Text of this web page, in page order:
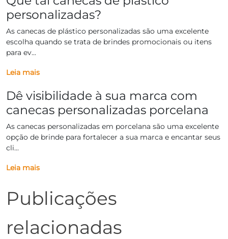
personalizadas?
As canecas de plástico personalizadas são uma excelente
escolha quando se trata de brindes promocionais ou itens
para ev...
Leia mais
Dê visibilidade à sua marca com
canecas personalizadas porcelana
As canecas personalizadas em porcelana são uma excelente
opção de brinde para fortalecer a sua marca e encantar seus
cli...
Leia mais
Publicações
relacionadas